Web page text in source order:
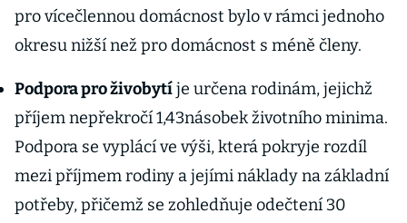
pro vícečlennou domácnost bylo v rámci jednoho
okresu nižší než pro domácnost s méně členy.
Podpora pro živobytíje určena rodinám, jejichž
příjem nepřekročí 1,43násobek životního minima.
Podpora se vyplácí ve výši, která pokryje rozdíl
mezi příjmem rodiny a jejími náklady na základní
potřeby, přičemž se zohledňuje odečtení 30